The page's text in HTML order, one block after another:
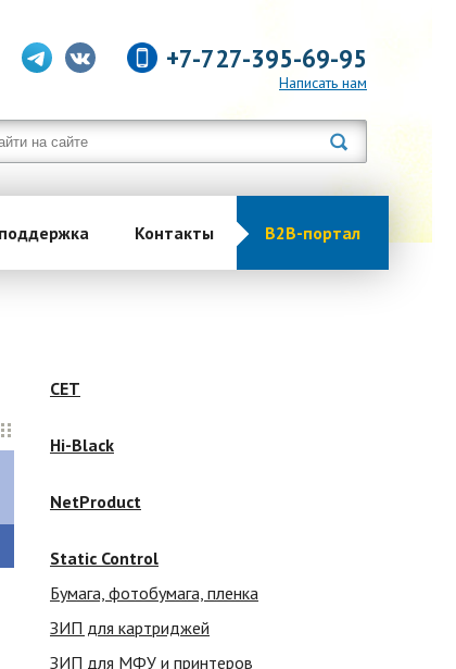
+7-727-395-69-95
Написать нам
Контакты B2B-портал
CET
Hi-Black
NetProduct
Static Control
Бумага, фотобумага, пленка
ЗИП для картриджей
ЗИП для МФУ и принтеров